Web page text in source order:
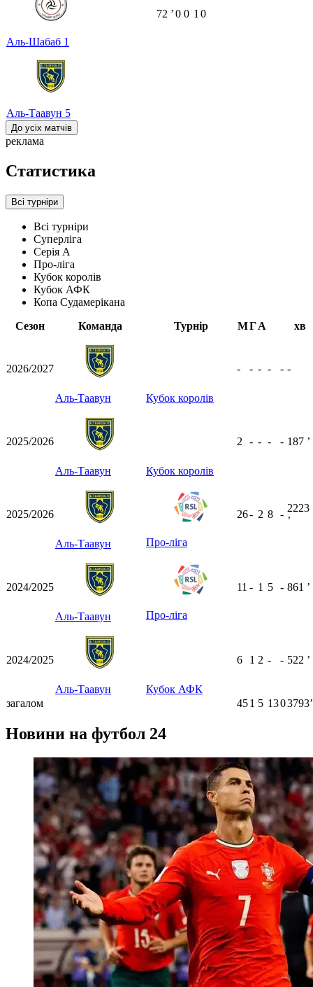
Аль-Шабаб 1
Аль-Таавун 5
72 ʼ0 0 1 0
До усіх матчів
реклама
Статистика
Всі турніри
Всі турніри
Суперліга
Серія А
Про-ліга
Кубок королів
Кубок АФК
Копа Судамерікана
Сезон
Команда Турнір МГА хв
2026/2027
Аль-Таавун Кубок королів
- - - - - -
2025/2026
Аль-Таавун Кубок королів
2 - - - - 187 ʼ
2025/2026
Аль-Таавун Про-ліга
26- 2 8 -
2223
ʼ
2024/2025
Аль-Таавун Про-ліга
11 - 1 5 - 861 ʼ
2024/2025
Аль-Таавун Кубок АФК
6 1 2 - - 522 ʼ
загалом 451 5 1303793ʼ
Новини на футбол 24